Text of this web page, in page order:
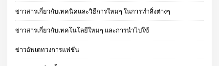
ข่าวสารเกี่ยวกับเทคนิคและวิธีการใหม่ๆ ในการทำสิ่งต่างๆ
ข่าวสารเกี่ยวกับเทคโนโลยีใหม่ๆ และการนำไปใช้
ข่าวอัพเดทวงการแฟชั่น